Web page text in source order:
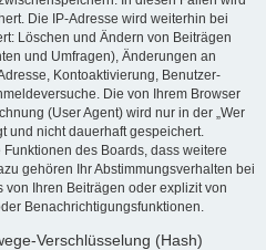
Die IP-Adresse wird weiterhin bei
Löschen und Ändern von Beiträgen
und Umfragen), Änderungen an
Kontoaktivierung, Benutzer-
Die von Ihrem Browser
(User Agent) wird nur in der „Wer
und nicht dauerhaft gespeichert.
des Boards, dass weitere
gehören Ihr Abstimmungsverhalten bei
von Ihren Beiträgen oder explizit von
Benachrichtigungsfunktionen.
Verschlüsselung (Hash)